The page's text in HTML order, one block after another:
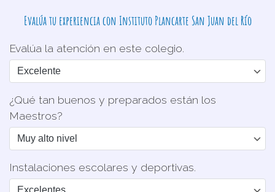
Evalúa tu experiencia con Instituto Plancarte San Juan del Río
Evalúa la atención en este colegio.
¿Qué tan buenos y preparados están los
Maestros?
Instalaciones escolares y deportivas.